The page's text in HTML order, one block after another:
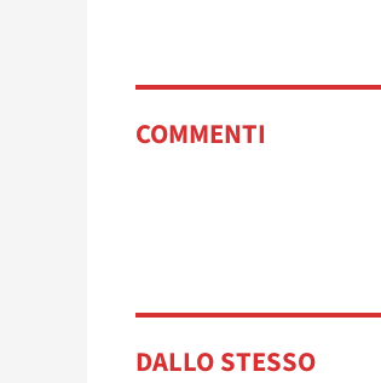
COMMENTI
DALLO STESSO